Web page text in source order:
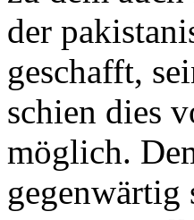
der
geschafft,
schien dies
möglich.
gegenwärtig